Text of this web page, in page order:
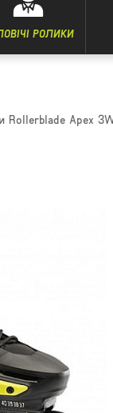
РОЛИКИ
Rollerblade Apex